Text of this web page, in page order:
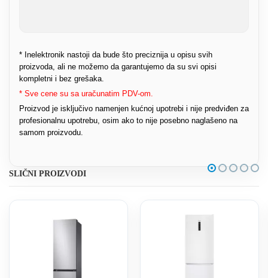
* Inelektronik nastoji da bude što preciznija u opisu svih
proizvoda, ali ne možemo da garantujemo da su svi opisi
kompletni i bez grešaka.
* Sve cene su sa uračunatim PDV-om.
Proizvod je isključivo namenjen kućnoj upotrebi i nije predviđen za
profesionalnu upotrebu, osim ako to nije posebno naglašeno na
samom proizvodu.
SLIČNI PROIZVODI